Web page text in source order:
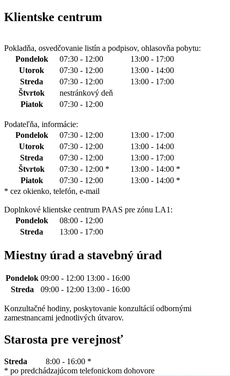
Klientske centrum
Pokladňa, osvedčovanie listín a podpisov, ohlasovňa pobytu:
Pondelok
07:30 - 12:00
13:00 - 17:00
Utorok
07:30 - 12:00
13:00 - 14:00
Streda
07:30 - 12:00
13:00 - 17:00
Štvrtok
nestránkový deň
Piatok
07:30 - 12:00
Podateľňa, informácie:
Pondelok
07:30 - 12:00
13:00 - 17:00
Utorok
07:30 - 12:00
13:00 - 14:00
Streda
07:30 - 12:00
13:00 - 17:00
Štvrtok
07:30 - 12:00 *
13:00 - 14:00 *
Piatok
07:30 - 12:00
13:00 - 14:00 *
* cez okienko, telefón, e-mail
Doplnkové klientske centrum PAAS pre zónu LA1:
Pondelok
08:00 - 12:00
Streda
13:00 - 17:00
Miestny úrad a stavebný úrad
Pondelok 09:00 - 12:00 13:00 - 16:00
Streda
09:00 - 12:00 13:00 - 16:00
Konzultačné hodiny, poskytovanie konzultácií odbornými
zamestnancami jednotlivých útvarov.
Starosta pre verejnosť
Streda 8:00 - 16:00 *
* po predchádzajúcom telefonickom dohovore